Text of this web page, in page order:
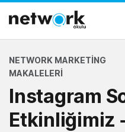
NETWORK MARKETING
MAKALELERI
Instagram
Etkinliğimiz